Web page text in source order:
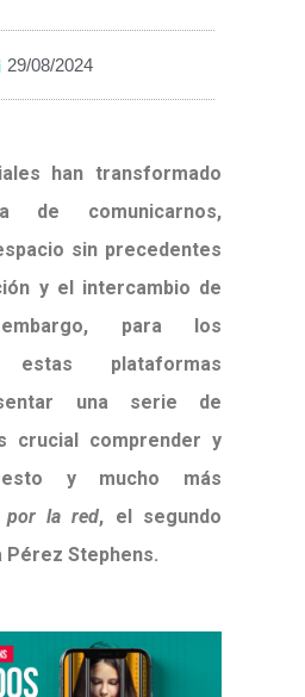
29/08/2024
han transformado
de comunicarnos,
sin precedentes
y el intercambio de
para los
estas plataformas
una serie de
crucial comprender y
y mucho más
por la red, el segundo
Pérez Stephens.